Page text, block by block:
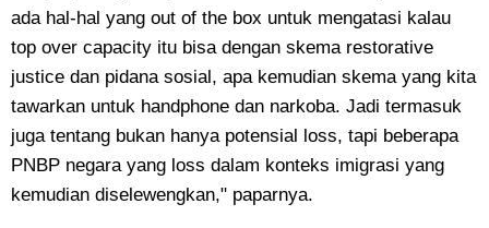
ada hal-hal yang out of the box untuk mengatasi kalau
top over capacity itu bisa dengan skema restorative
justice dan pidana sosial, apa kemudian skema yang kita
tawarkan untuk handphone dan narkoba. Jadi termasuk
juga tentang bukan hanya potensial loss, tapi beberapa
PNBP negara yang loss dalam konteks imigrasi yang
kemudian diselewengkan," paparnya.